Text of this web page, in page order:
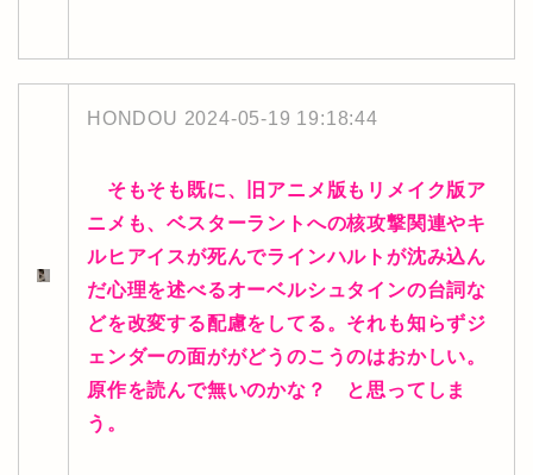
HONDOU 2024-05-19 19:18:44
そもそも既に、旧アニメ版もリメイク版ア
ニメも、ベスターラントへの核攻撃関連やキ
ルヒアイスが死んでラインハルトが沈み込ん
だ心理を述べるオーベルシュタインの台詞な
どを改変する配慮をしてる。それも知らずジ
ェンダーの面ががどうのこうのはおかしい。
原作を読んで無いのかな？ と思ってしま
う。